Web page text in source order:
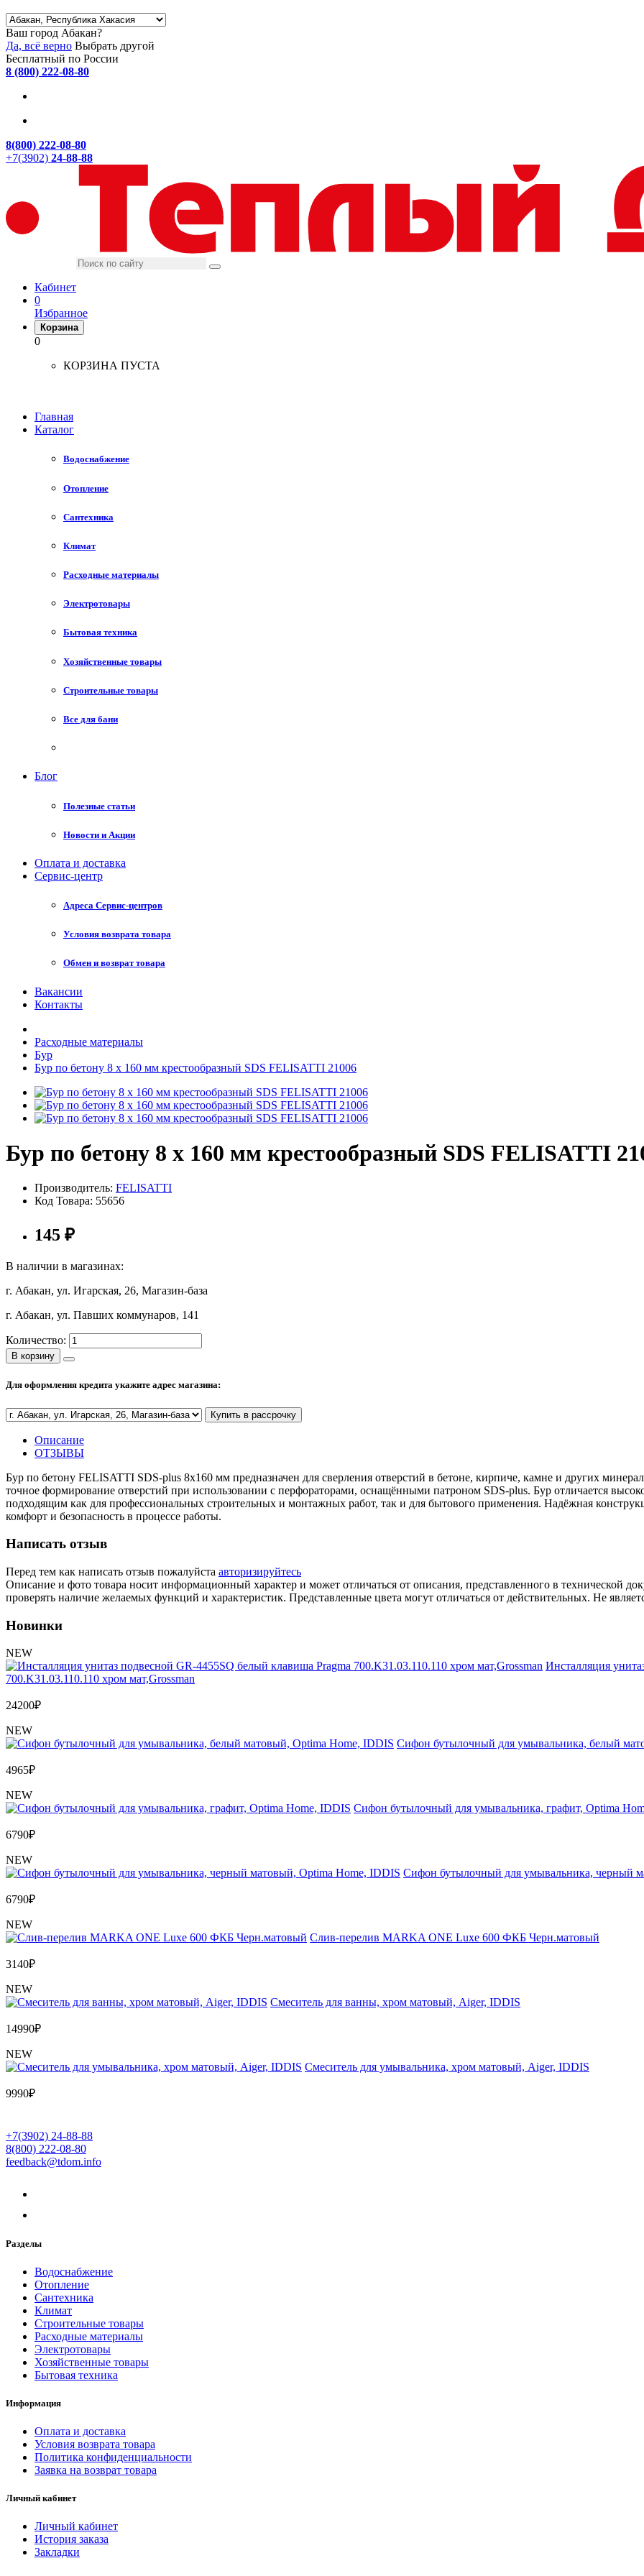
Ваш город Абакан?
Да, всё верно Выбрать другой
Бесплатный по России
8 (800) 222-08-80
8(800) 222-08-80
+7(3902) 24-88-88
Кабинет
0
Избранное
Корзина
0
КОРЗИНА ПУСТА
Главная
Каталог
Водоснабжение
Отопление
Сантехника
Климат
Расходные материалы
Электротовары
Бытовая техника
Хозяйственные товары
Строительные товары
Все для бани
Блог
Полезные статьи
Новости и Акции
Оплата и доставка
Сервис-центр
Адреса Сервис-центров
Условия возврата товара
Обмен и возврат товара
Вакансии
Контакты
Расходные материалы
Бур
Бур по бетону 8 х 160 мм крестообразный SDS FELISATTI 21006
Бур по бетону 8 х 160 мм крестообразный SDS FELISATTI
Производитель: FELISATTI
Код Товара: 55656
145 ₽
В наличии в магазинах:
г. Абакан, ул. Игарская, 26, Магазин-база
г. Абакан, ул. Павших коммунаров, 141
Количество:
В корзину
Для оформления кредита укажите адрес магазина:
Купить в рассрочку
Описание
ОТЗЫВЫ
Бур по бетону FELISATTI SDS-plus 8х160 мм предназначен для сверления отверстий в бетоне, кирпиче, камне и других
точное формирование отверстий при использовании с перфораторами, оснащёнными патроном SDS-plus. Бур отличается
подходящим как для профессиональных строительных и монтажных работ, так и для бытового применения. Надёжная
комфорт и безопасность в процессе работы.
Написать отзыв
Перед тем как написать отзыв пожалуйста авторизируйтесь
Описание и фото товара носит информационный характер и может отличаться от описания, представленного в технической
проверять наличие желаемых функций и характеристик. Представленные цвета могут отличаться от действительных. Не
Новинки
NEW
Инсталляция
700.K31.03.110.110 хром мат,Grossman
24200₽
NEW
Сифон бутылочный для умывальника, белый
4965₽
NEW
Сифон бутылочный для умывальника, графит, Optima
6790₽
NEW
Сифон бутылочный для умывальника, черный
6790₽
NEW
Слив-перелив MARKA ONE Luxe 600 ФКБ Черн.матовый
3140₽
NEW
Cмеситель для ванны, хром матовый, Aiger, IDDIS
14990₽
NEW
Cмеситель для умывальника, хром матовый, Aiger, IDDIS
9990₽
+7(3902) 24-88-88
8(800) 222-08-80
feedback@tdom.info
Разделы
Водоснабжение
Отопление
Сантехника
Климат
Строительные товары
Расходные материалы
Электротовары
Хозяйственные товары
Бытовая техника
Информация
Оплата и доставка
Условия возврата товара
Политика конфиденциальности
Заявка на возврат товара
Личный кабинет
Личный кабинет
История заказа
Закладки